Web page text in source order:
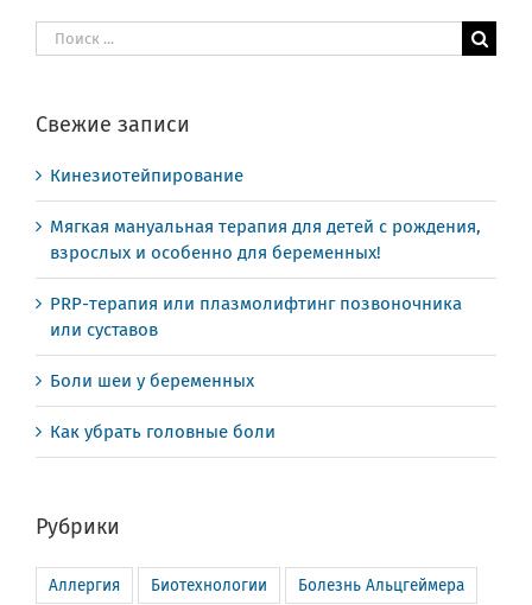
Результат
поиска:
Свежие записи
Кинезиотейпирование
Мягкая мануальная терапия для детей с рождения,
взрослых и особенно для беременных!
PRP-терапия или плазмолифтинг позвоночника
или суставов
Боли шеи у беременных
Как убрать головные боли
Рубрики
Аллергия Биотехнологии Болезнь Альцгеймера